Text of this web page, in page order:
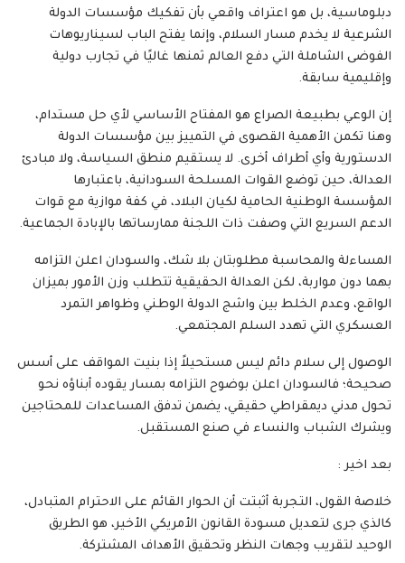
دبلوماسية، بل هو اعتراف واقعي بأن تفكيك مؤسسات الدولة
الشرعية لا يخدم مسار السلام، وإنما يفتح الباب لسيناريوهات
الفوضى الشاملة التي دفع العالم ثمنها غاليًا في تجارب دولية
وإقليمية سابقة.
إن الوعي بطبيعة الصراع هو المفتاح الأساسي لأي حل مستدام،
وهنا تكمن الأهمية القصوى في التمييز بين مؤسسات الدولة
الدستورية وأي أطراف أخرى. لا يستقيم منطق السياسة، ولا مبادئ
العدالة، حين توضع القوات المسلحة السودانية، باعتبارها
المؤسسة الوطنية الحامية لكيان البلاد، في كفة موازية مع قوات
الدعم السريع التي وصفت ذات اللجنة ممارساتها بالإبادة الجماعية.
المساءلة والمحاسبة مطلوبتان بلا شك، والسودان اعلن التزامه
بهما دون مواربة، لكن العدالة الحقيقية تتطلب وزن الأمور بميزان
الواقع، وعدم الخلط بين واشج الدولة الوطني وظواهر التمرد
العسكري التي تهدد السلم المجتمعي.
الوصول إلى سلام دائم ليس مستحيلاً إذا بنيت المواقف على أسس
صحيحة؛ فالسودان اعلن بوضوح التزامه بمسار يقوده أبناؤه نحو
تحول مدني ديمقراطي حقيقي، يضمن تدفق المساعدات للمحتاجين
ويشرك الشباب والنساء في صنع المستقبل.
بعد اخير :
خلاصة القول، التجربة أثبتت أن الحوار القائم على الاحترام المتبادل،
كالذي جرى لتعديل مسودة القانون الأمريكي الأخير، هو الطريق
الوحيد لتقريب وجهات النظر وتحقيق الأهداف المشتركة.